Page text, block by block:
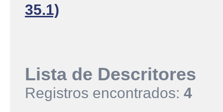
35.1)
Lista de Descritores
Registros encontrados: 4